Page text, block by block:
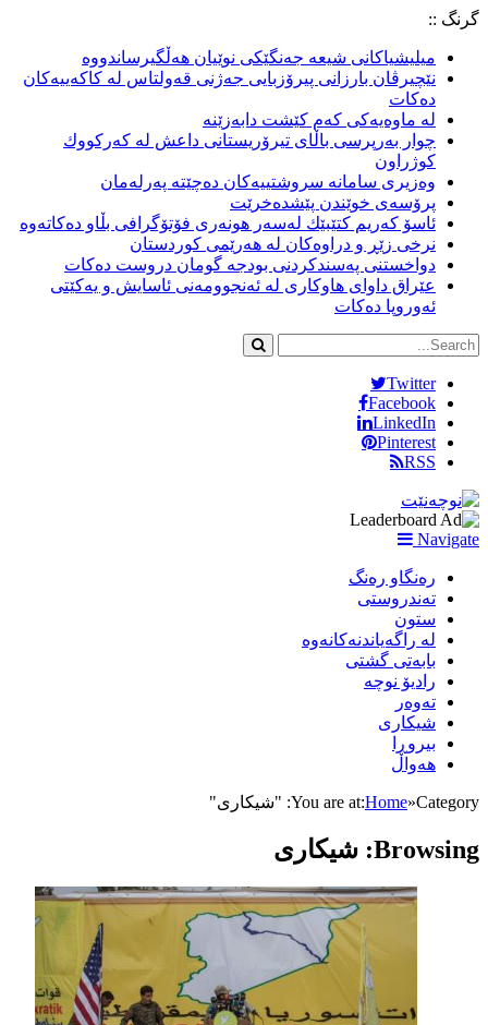
گرنگ ::
میلیشیاكانى شیعه‌ جه‌نگێكى نوێیان هه‌ڵگیرساندووه‌
نێچیرڤان بارزانى پیرۆزبایى جه‌ژنى قه‌ولتاس له‌ كاكه‌ییه‌كان
ده‌كات
لە ماوەیەکی کەم کێشت دابەزێنە
چوار به‌رپرسى باڵاى تیرۆریستانى داعش له‌ كه‌ركووك
كوژراون
وه‌زیرى سامانه‌ سروشتییه‌كان ده‌چێته‌ په‌رله‌مان
پرۆسه‌ى خوێندن پێشده‌خرێت
ئاسۆ كه‌ریم كتێبێك له‌سه‌ر هونه‌رى فۆتۆگرافى بڵاو ده‌كاته‌وه‌
نرخی زێڕ و دراوەکان لە هەرێمی کوردستان
دواخستنى په‌سندكردنى بودجه‌ گومان دروست ده‌كات
عێراق داواى هاوكارى له‌ ئه‌نجوومه‌نى ئاسایش و یه‌كێتى
ئه‌وروپا ده‌كات
Twitter
Facebook
LinkedIn
Pinterest
RSS
Navigate
رەنگاو رەنگ
تەندروستی
ستون
لە راگەیاندنەکانەوە
بابەتی گشتی
رادیۆ نوچە
تەوەر
شیکاری
بیروڕا
هەواڵ
You are at:Home»Category: "شیکاری"
Browsing: شیکاری